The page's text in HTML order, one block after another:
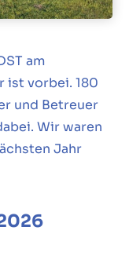
am
ist vorbei. 180
und Betreuer
Wir waren
Jahr